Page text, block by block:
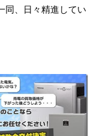
同、日々精進してい